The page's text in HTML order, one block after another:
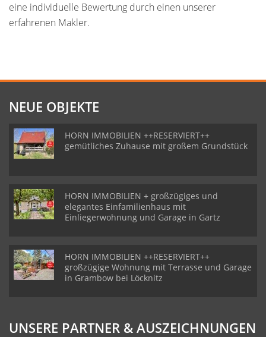
eine individuelle Bewertung durch einen unserer
erfahrenen Makler.
NEUE OBJEKTE
HORN IMMOBILIEN ++RESERVIERT++
gemütliches Zuhause mit großem Grundstück
HORN IMMOBILIEN + großzügiges und
elegantes Einfamilienhaus mit
Einliegerwohnung und Garage in Gartz
HORN IMMOBILIEN ++RESERVIERT++
großzügige Wohnung mit Terrasse und Garage
in Grambow bei Löcknitz
UNSERE PARTNER & AUSZEICHNUNGEN